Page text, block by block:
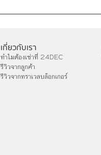
เกี่ยวกับเรา
ทำไมต้องเช่าที่ 24DEC
รีวิวจากลูกค้า
รีวิวจากทราเวลบล็อกเกอร์